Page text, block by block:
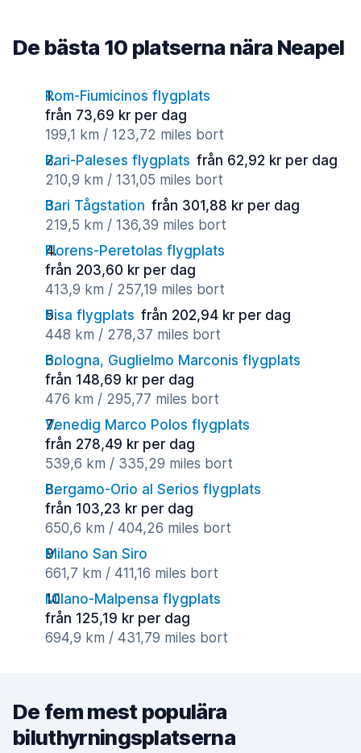
De bästa 10 platserna nära Neapel
Rom-Fiumicinos flygplats
från 73,69 kr per dag
199,1 km / 123,72 miles bort
Bari-Paleses flygplats från 62,92 kr per dag
210,9 km / 131,05 miles bort
Bari Tågstation från 301,88 kr per dag
219,5 km / 136,39 miles bort
Florens-Peretolas flygplats
från 203,60 kr per dag
413,9 km / 257,19 miles bort
Pisa flygplats från 202,94 kr per dag
448 km / 278,37 miles bort
Bologna, Guglielmo Marconis flygplats
från 148,69 kr per dag
476 km / 295,77 miles bort
Venedig Marco Polos flygplats
från 278,49 kr per dag
539,6 km / 335,29 miles bort
Bergamo-Orio al Serios flygplats
från 103,23 kr per dag
650,6 km / 404,26 miles bort
Milano San Siro
661,7 km / 411,16 miles bort
Milano-Malpensa flygplats
från 125,19 kr per dag
694,9 km / 431,79 miles bort
De fem mest populära
biluthyrningsplatserna